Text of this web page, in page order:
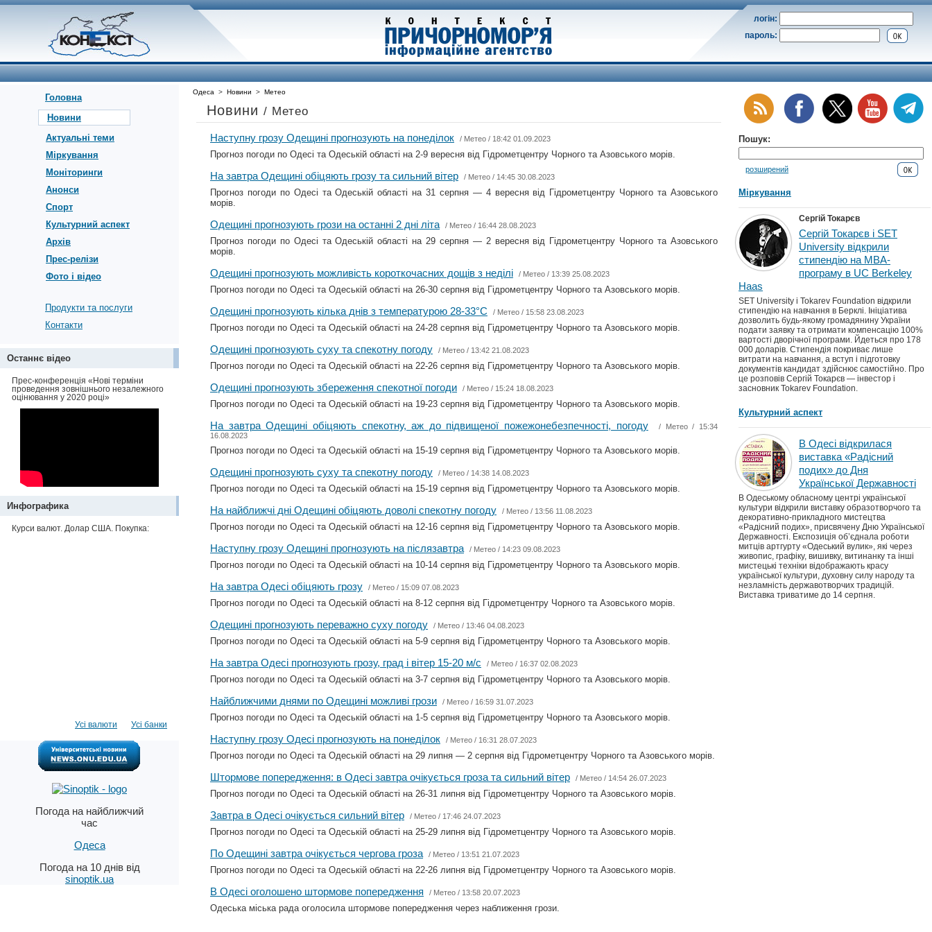
логін:
пароль:
Головна
Новини
Актуальні теми
Міркування
Моніторинги
Анонси
Спорт
Культурний аспект
Архів
Прес-релізи
Фото і відео
Продукти та послуги
Контакти
Останнє відео
Прес-конференція «Нові терміни
проведення зовнішнього незалежного
оцінювання у 2020 році»
Инфографика
Курси валют. Долар США. Покупка:
Усі банки
Усі валюти
Погода на найближчий
час
Одеса
Погода на 10 днів від
sinoptik.ua
Одеса > Новини > Метео
Новини / Метео
Наступну грозу Одещині прогнозують на понеділок / Метео / 18:42 01.09.2023
Прогноз погоди по Одесі та Одеській області на 2-9 вересня від Гідрометцентру Чорного та Азовського морів.
На завтра Одещині обіцяють грозу та сильний вітер / Метео / 14:45 30.08.2023
Прогноз погоди по Одесі та Одеській області на 31 серпня — 4 вересня від Гідрометцентру Чорного та Азовського
морів.
Одещині прогнозують грози на останні 2 дні літа / Метео / 16:44 28.08.2023
Прогноз погоди по Одесі та Одеській області на 29 серпня — 2 вересня від Гідрометцентру Чорного та Азовського
морів.
Одещині прогнозують можливість короткочасних дощів з неділі / Метео / 13:39 25.08.2023
Прогноз погоди по Одесі та Одеській області на 26-30 серпня від Гідрометцентру Чорного та Азовського морів.
Одещині прогнозують кілька днів з температурою 28-33°С / Метео / 15:58 23.08.2023
Прогноз погоди по Одесі та Одеській області на 24-28 серпня від Гідрометцентру Чорного та Азовського морів.
Одещині прогнозують суху та спекотну погоду / Метео / 13:42 21.08.2023
Прогноз погоди по Одесі та Одеській області на 22-26 серпня від Гідрометцентру Чорного та Азовського морів.
Одещині прогнозують збереження спекотної погоди / Метео / 15:24 18.08.2023
Прогноз погоди по Одесі та Одеській області на 19-23 серпня від Гідрометцентру Чорного та Азовського морів.
На завтра Одещині обіцяють спекотну, аж до підвищеної пожежонебезпечності, погоду / Метео/ 15:34
16.08.2023
Прогноз погоди по Одесі та Одеській області на 15-19 серпня від Гідрометцентру Чорного та Азовського морів.
Одещині прогнозують суху та спекотну погоду / Метео / 14:38 14.08.2023
Прогноз погоди по Одесі та Одеській області на 15-19 серпня від Гідрометцентру Чорного та Азовського морів.
На найближчі дні Одещині обіцяють доволі спекотну погоду / Метео / 13:56 11.08.2023
Прогноз погоди по Одесі та Одеській області на 12-16 серпня від Гідрометцентру Чорного та Азовського морів.
Наступну грозу Одещині прогнозують на післязавтра / Метео / 14:23 09.08.2023
Прогноз погоди по Одесі та Одеській області на 10-14 серпня від Гідрометцентру Чорного та Азовського морів.
На завтра Одесі обіцяють грозу / Метео / 15:09 07.08.2023
Прогноз погоди по Одесі та Одеській області на 8-12 серпня від Гідрометцентру Чорного та Азовського морів.
Одещині прогнозують переважно суху погоду / Метео / 13:46 04.08.2023
Прогноз погоди по Одесі та Одеській області на 5-9 серпня від Гідрометцентру Чорного та Азовського морів.
На завтра Одесі прогнозують грозу, град і вітер 15-20 м/с / Метео / 16:37 02.08.2023
Прогноз погоди по Одесі та Одеській області на 3-7 серпня від Гідрометцентру Чорного та Азовського морів.
Найближчими днями по Одещині можливі грози / Метео / 16:59 31.07.2023
Прогноз погоди по Одесі та Одеській області на 1-5 серпня від Гідрометцентру Чорного та Азовського морів.
Наступну грозу Одесі прогнозують на понеділок / Метео / 16:31 28.07.2023
Прогноз погоди по Одесі та Одеській області на 29 липня — 2 серпня від Гідрометцентру Чорного та Азовського морів.
Штормове попередження: в Одесі завтра очікується гроза та сильний вітер / Метео / 14:54 26.07.2023
Прогноз погоди по Одесі та Одеській області на 26-31 липня від Гідрометцентру Чорного та Азовського морів.
Завтра в Одесі очікується сильний вітер / Метео / 17:46 24.07.2023
Прогноз погоди по Одесі та Одеській області на 25-29 липня від Гідрометцентру Чорного та Азовського морів.
По Одещині завтра очікується чергова гроза / Метео / 13:51 21.07.2023
Прогноз погоди по Одесі та Одеській області на 22-26 липня від Гідрометцентру Чорного та Азовського морів.
В Одесі оголошено штормове попередження / Метео / 13:58 20.07.2023
Одеська міська рада оголосила штормове попередження через наближення грози.
Пошук:
розширений
Міркування
Сергій Токарєв
Сергій Токарєв і SET
University відкрили
стипендію на MBA-
програму в UC Berkeley
Haas
SET University і Tokarev Foundation відкрили
стипендію на навчання в Берклі. Ініціатива
дозволить будь-якому громадянину України
подати заявку та отримати компенсацію 100%
вартості дворічної програми. Йдеться про 178
000 доларів. Стипендія покриває лише
витрати на навчання, а вступ і підготовку
документів кандидат здійснює самостійно. Про
це розповів Сергій Токарєв — інвестор і
засновник Tokarev Foundation.
Культурний аспект
В Одесі відкрилася
виставка «Радісний
подих» до Дня
Української Державності
В Одеському обласному центрі української
культури відкрили виставку образотворчого та
декоративно-прикладного мистецтва
«Радісний подих», присвячену Дню Української
Державності. Експозиція об’єднала роботи
митців артгурту «Одеський вулик», які через
живопис, графіку, вишивку, витинанку та інші
мистецькі техніки відображають красу
української культури, духовну силу народу та
незламність державотворчих традицій.
Виставка триватиме до 14 серпня.